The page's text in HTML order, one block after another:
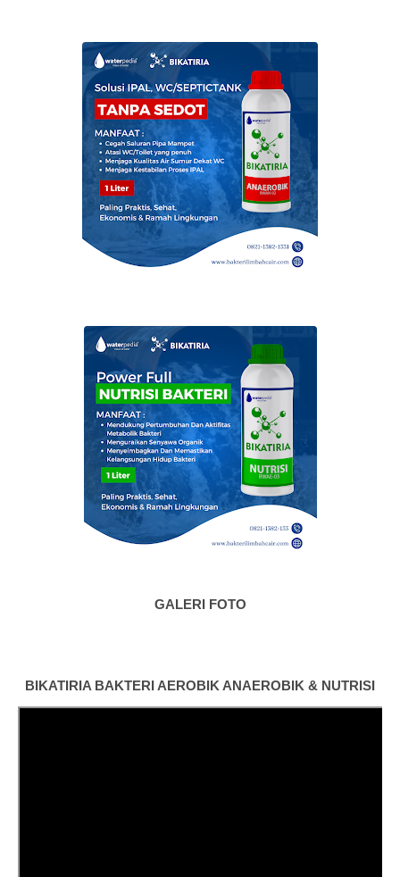
GALERI FOTO
BIKATIRIA BAKTERI AEROBIK ANAEROBIK & NUTRISI